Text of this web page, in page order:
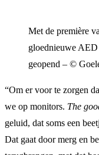
Met de première
gloednieuwe
geopend – ©
“Om er voor te zorgen
we op monitors. The
geluid, dat soms een
Dat gaat door merg en